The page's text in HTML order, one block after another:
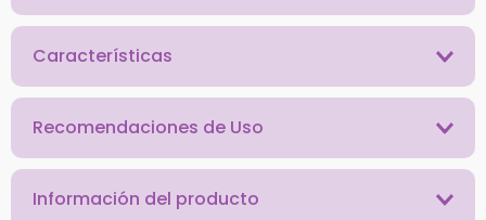
Características
Recomendaciones de Uso
Información del producto